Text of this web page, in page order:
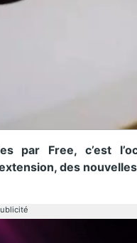
Free, c’est
des